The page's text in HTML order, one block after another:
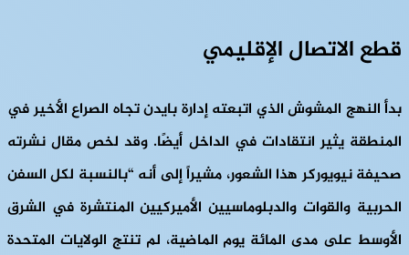
قطع الاتصال الإقليمي
بدأ النهج المشوش الذي اتبعته إدارة بايدن تجاه الصراع الأخير في
المنطقة يثير انتقادات في الداخل أيضًا. وقد لخص مقال نشرته
صحيفة نيويوركر هذا الشعور، مشيراً إلى أنه “بالنسبة لكل السفن
الحربية والقوات والدبلوماسيين الأميركيين المنتشرة في الشرق
الأوسط على مدى المائة يوم الماضية، لم تنتج الولايات المتحدة